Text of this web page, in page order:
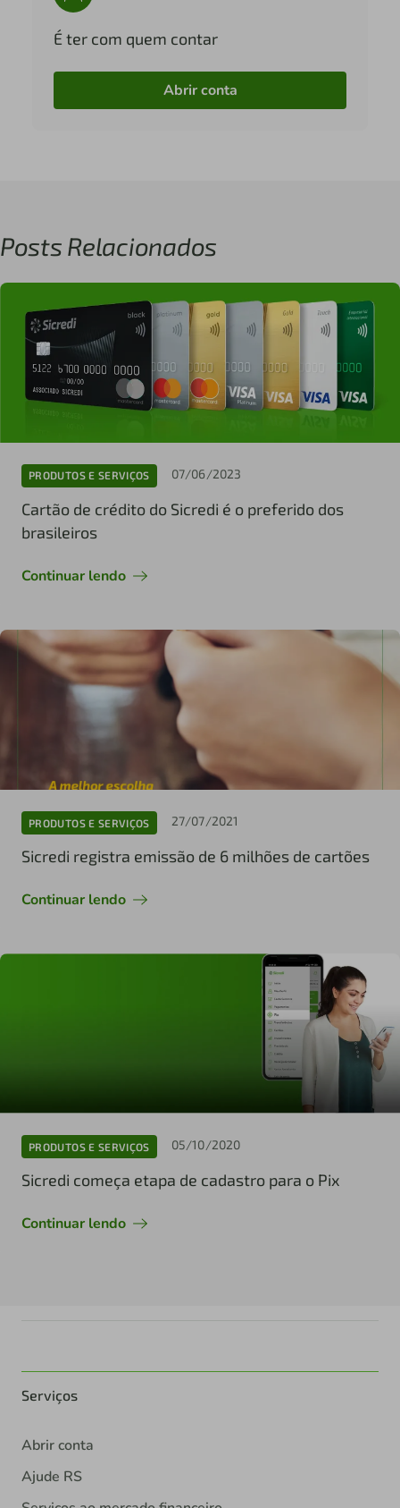
É ter com quem contar
Abrir conta
Posts Relacionados
PRODUTOS E SERVIÇOS 07/06/2023
Cartão de crédito do Sicredi é o preferido dos
brasileiros
Continuar lendo
PRODUTOS E SERVIÇOS 27/07/2021
Sicredi registra emissão de 6 milhões de cartões
Continuar lendo
PRODUTOS E SERVIÇOS 05/10/2020
Sicredi começa etapa de cadastro para o Pix
Continuar lendo
Serviços
Abrir conta
Ajude RS